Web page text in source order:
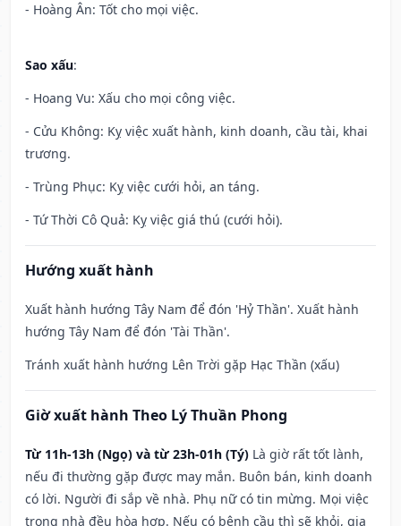
- Hoàng Ân: Tốt cho mọi việc.
Sao xấu:
- Hoang Vu: Xấu cho mọi công việc.
- Cửu Không: Kỵ việc xuất hành, kinh doanh, cầu tài, khai
trương.
- Trùng Phục: Kỵ việc cưới hỏi, an táng.
- Tứ Thời Cô Quả: Kỵ việc giá thú (cưới hỏi).
Hướng xuất hành
Xuất hành hướng Tây Nam để đón 'Hỷ Thần'. Xuất hành
hướng Tây Nam để đón 'Tài Thần'.
Tránh xuất hành hướng Lên Trời gặp Hạc Thần (xấu)
Giờ xuất hành Theo Lý Thuần Phong
Từ 11h-13h (Ngọ) và từ 23h-01h (Tý) Là giờ rất tốt lành,
nếu đi thường gặp được may mắn. Buôn bán, kinh doanh
có lời. Người đi sắp về nhà. Phụ nữ có tin mừng. Mọi việc
trong nhà đều hòa hợp. Nếu có bệnh cầu thì sẽ khỏi, gia